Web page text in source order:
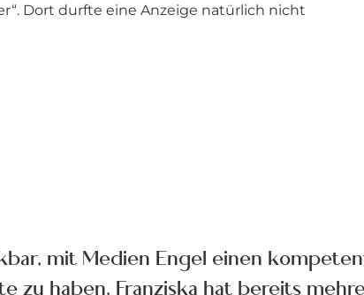
Dort durfte eine Anzeige natürlich nicht
mit Medien Engel einen
zu haben. Franziska hat bereits